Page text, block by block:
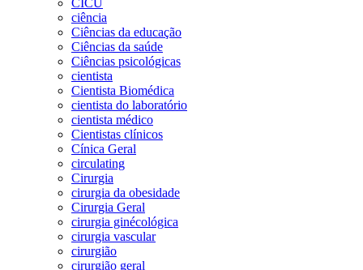
ciência
Ciências da educação
Ciências da saúde
Ciências psicológicas
cientista
Cientista Biomédica
cientista do laboratório
cientista médico
Cientistas clínicos
Cínica Geral
circulating
Cirurgia
cirurgia da obesidade
Cirurgia Geral
cirurgia ginécológica
cirurgia vascular
cirurgião
cirurgião geral